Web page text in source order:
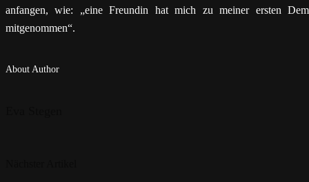
anfangen, wie: „eine Freundin hat mich zu meiner ersten
mitgenommen“.
About Author